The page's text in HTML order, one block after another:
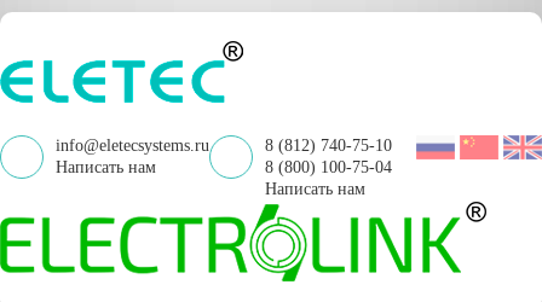
info@eletecsystems.ru
Написать нам
8 (812) 740-75-10
8 (800) 100-75-04
Написать нам